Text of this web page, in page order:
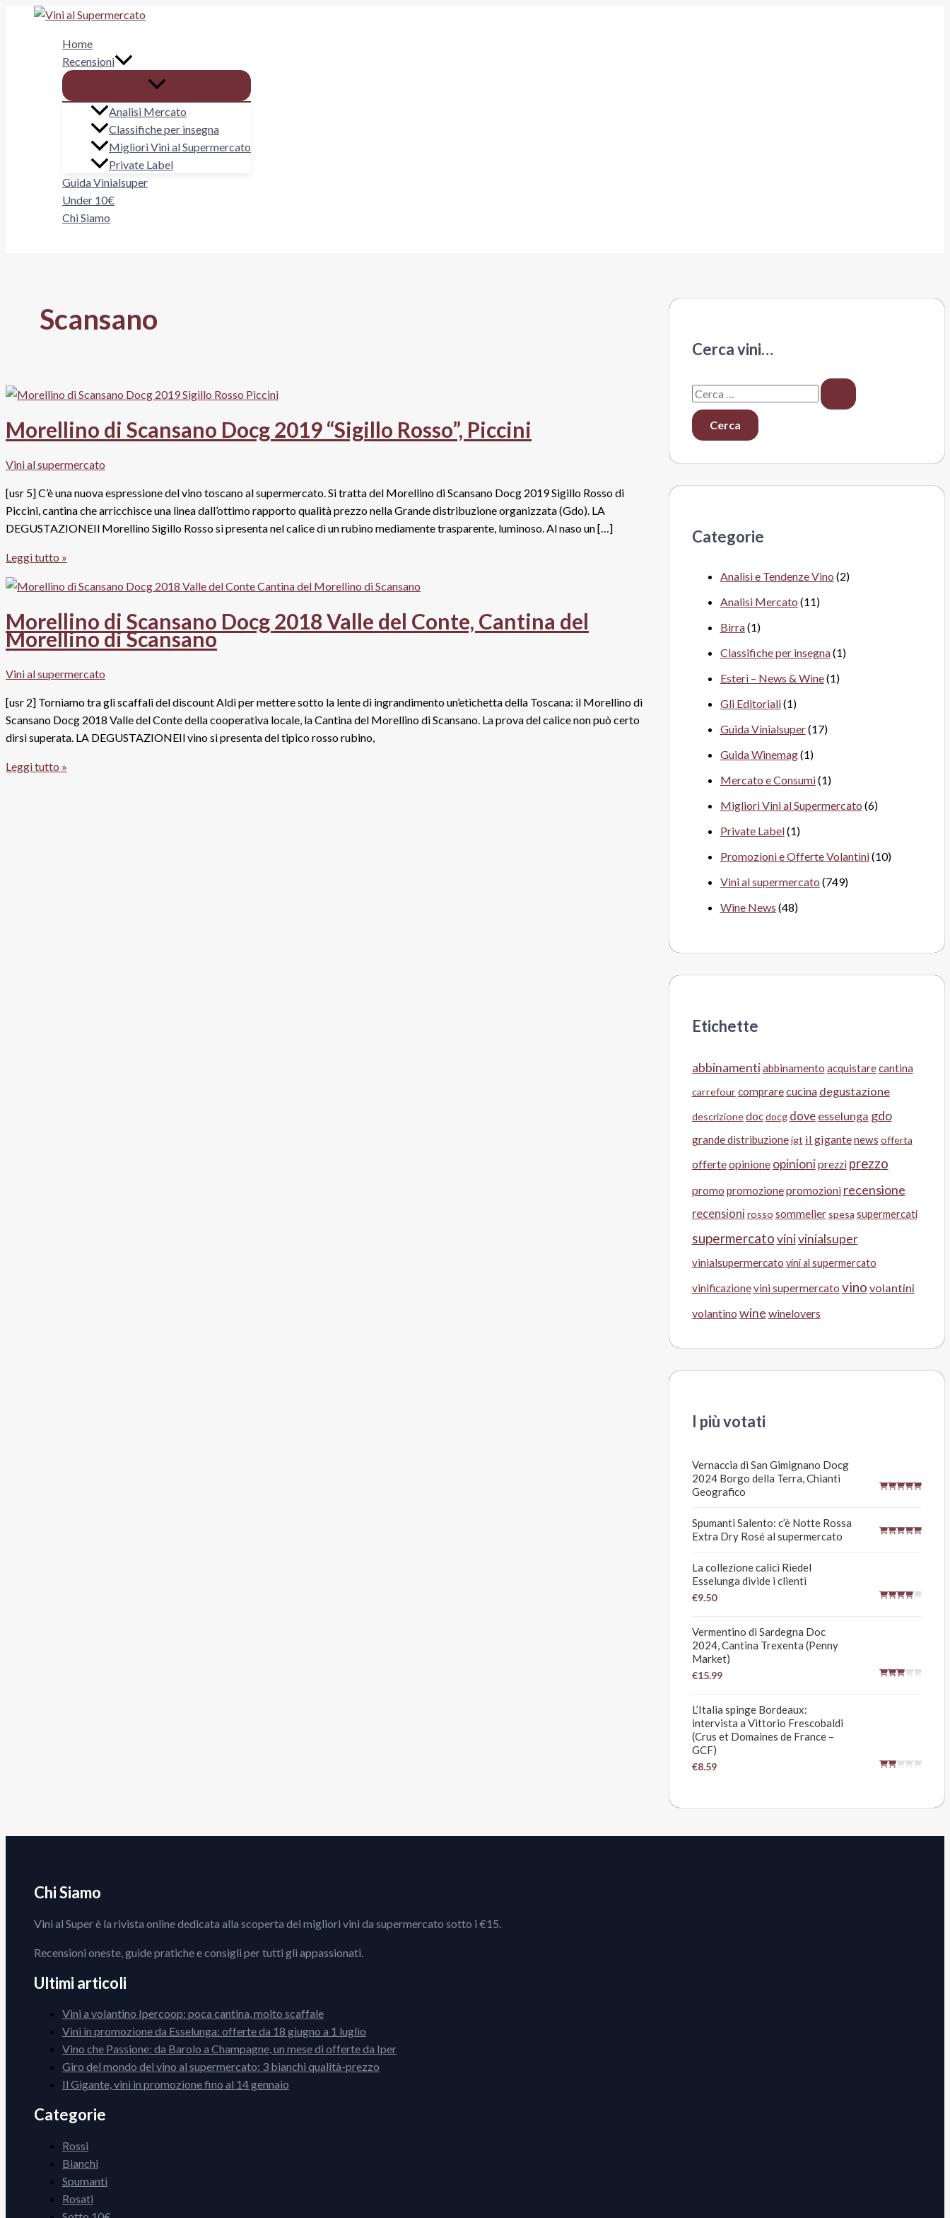
Home
Recensioni
Analisi Mercato
Classifiche per insegna
Migliori Vini al Supermercato
Private Label
Guida Vinialsuper
Under 10€
Chi Siamo
Scansano
Morellino di Scansano Docg 2019 “Sigillo Rosso”, Piccini
Vini al supermercato
[usr 5] C’è una nuova espressione del vino toscano al supermercato. Si tratta del Morellino di Scansano Docg 2019 Sigillo Rosso di
Piccini, cantina che arricchisce una linea dall’ottimo rapporto qualità prezzo nella Grande distribuzione organizzata (Gdo). LA
DEGUSTAZIONEIl Morellino Sigillo Rosso si presenta nel calice di un rubino mediamente trasparente, luminoso. Al naso un […]
Morellino
di
Scansano
2019
“Sigillo
Piccini
Leggi tutto »
Morellino di Scansano Docg 2018 Valle del Conte, Cantina del
Morellino di Scansano
Vini al supermercato
[usr 2] Torniamo tra gli scaffali del discount Aldi per mettere sotto la lente di ingrandimento un’etichetta della Toscana: il Morellino di
Scansano Docg 2018 Valle del Conte della cooperativa locale, la Cantina del Morellino di Scansano. La prova del calice non può certo
dirsi superata. LA DEGUSTAZIONEIl vino si presenta del tipico rosso rubino,
Morellino
Leggi tutto »
Cerca vini…
C
e
r
Categorie
Analisi e Tendenze Vino (2)
Analisi Mercato (11)
Birra(1)
Classifiche per insegna(1)
Esteri – News & Wine(1)
Gli Editoriali(1)
Guida Vinialsuper(17)
Guida Winemag(1)
Mercato e Consumi(1)
Migliori Vini al Supermercato (6)
Private Label(1)
Promozioni e Offerte Volantini(10)
Vini al supermercato (749)
Wine News (48)
Etichette
abbinamentiabbinamento acquistarecantina
carrefour comprarecucina degustazione
descrizionedocdocg dove esselunga gdo
grande distribuzioneigt il gigantenews offerta
offerteopinione opinioniprezzi prezzo
promo promozionepromozioni recensione
recensioni rosso sommelier spesa supermercati
supermercatovinivinialsuper
vinialsupermercato vini al supermercato
vinificazionevini supermercato vino volantini
volantino wine winelovers
I più votati
Vernaccia di San Gimignano Docg
2024 Borgo della Terra, Chianti
Geografico
Spumanti Salento: c’è Notte Rossa
Extra Dry Rosé al supermercato
La collezione calici Riedel
Esselunga divide i clienti
€9.50
Vermentino di Sardegna Doc
2024, Cantina Trexenta (Penny
Market)
€15.99
L’Italia spinge Bordeaux:
intervista a Vittorio Frescobaldi
(Crus et Domaines de France –
GCF)
€8.59
Chi Siamo
Vini al Super è la rivista online dedicata alla scoperta dei migliori vini da supermercato sotto i €15.
Recensioni oneste, guide pratiche e consigli per tutti gli appassionati.
Ultimi articoli
Vini a volantino Ipercoop: poca cantina, molto scaffale
Vini in promozione da Esselunga: offerte da 18 giugno a 1 luglio
Vino che Passione: da Barolo a Champagne, un mese di offerte da Iper
Giro del mondo del vino al supermercato: 3 bianchi qualità-prezzo
Il Gigante, vini in promozione fino al 14 gennaio
Categorie
Rossi
Bianchi
Spumanti
Rosati